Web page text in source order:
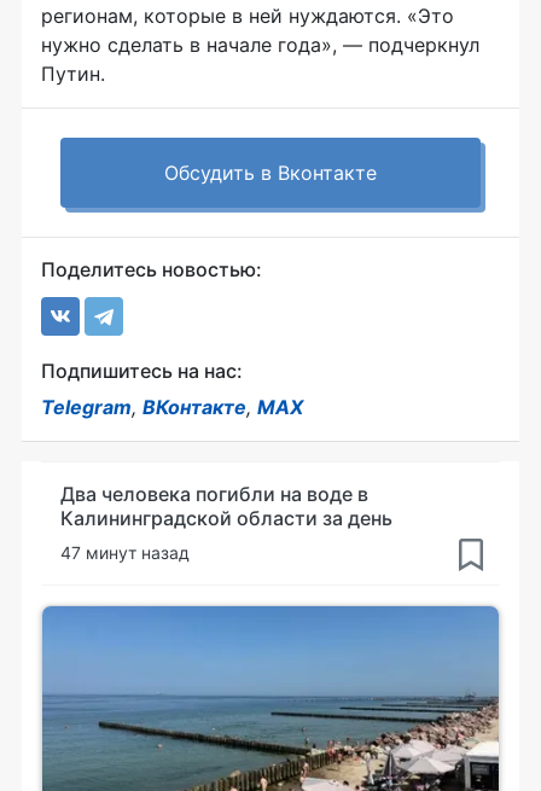
регионам, которые в ней нуждаются. «Это
нужно сделать в начале года», — подчеркнул
Путин.
Обсудить в Вконтакте
Поделитесь новостью:
Подпишитесь на нас:
Telegram, ВКонтакте, MAX
Два человека погибли на воде в
Калининградской области за день
47 минут назад